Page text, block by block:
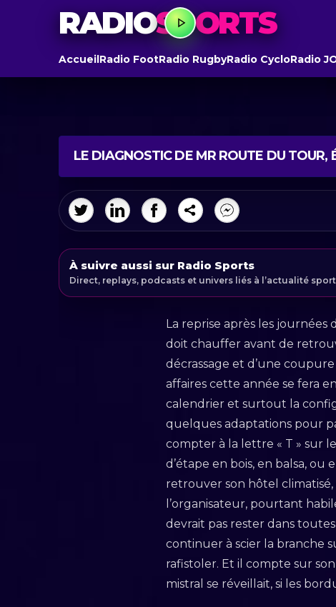
RADIOSPORTS
AccueilRadio FootRadio RugbyRadio CycloRadio
LE DIAGNOSTIC DE MR ROUTE DU TOUR,
À suivre aussi sur Radio Sports
Direct, replays, podcasts et univers liés à l’actualité
La reprise après les
doit chauffer avant de
décrassage et d’une
affaires cette année se fera
calendrier et surtout la
quelques adaptations pour
compter à la lettre « T » sur
d’étape en bois, en balsa,
retrouver son hôtel
l’organisateur, pourtant
devrait pas rester dans
continuer à scier la branche
rafistoler. Et il compte sur
mistral se réveillait, si les